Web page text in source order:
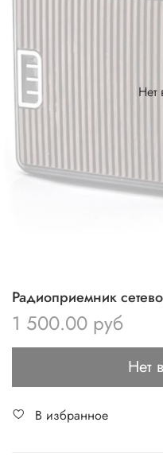
Нет
Радиоприемник
1 500.00 руб
Нет
В избранное